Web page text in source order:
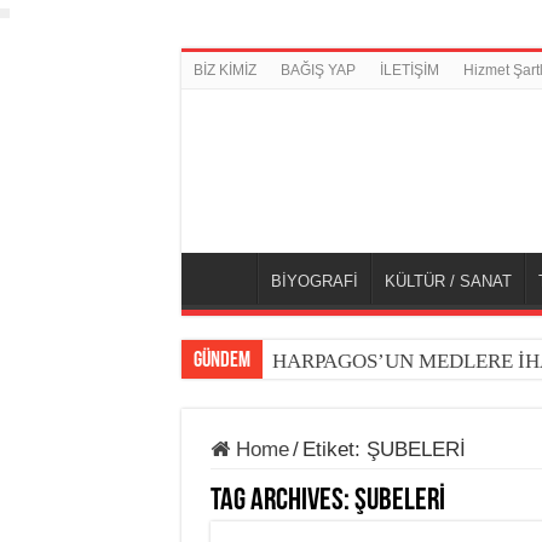
BİZ KİMİZ BAĞIŞ YAP İLETİŞİM Hizmet
BİYOGRAFİ KÜLTÜR / SANAT
GÜNDEM HARPAGOS’UN MEDLERE
DÜNYA KUPASI 2026’DA
Home/ Etiket: ŞUBELERİ
Tag Archives:ŞUBELERİ